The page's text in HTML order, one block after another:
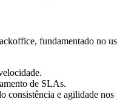
fundamentado no
de SLAs.
consistência e agilidade nos